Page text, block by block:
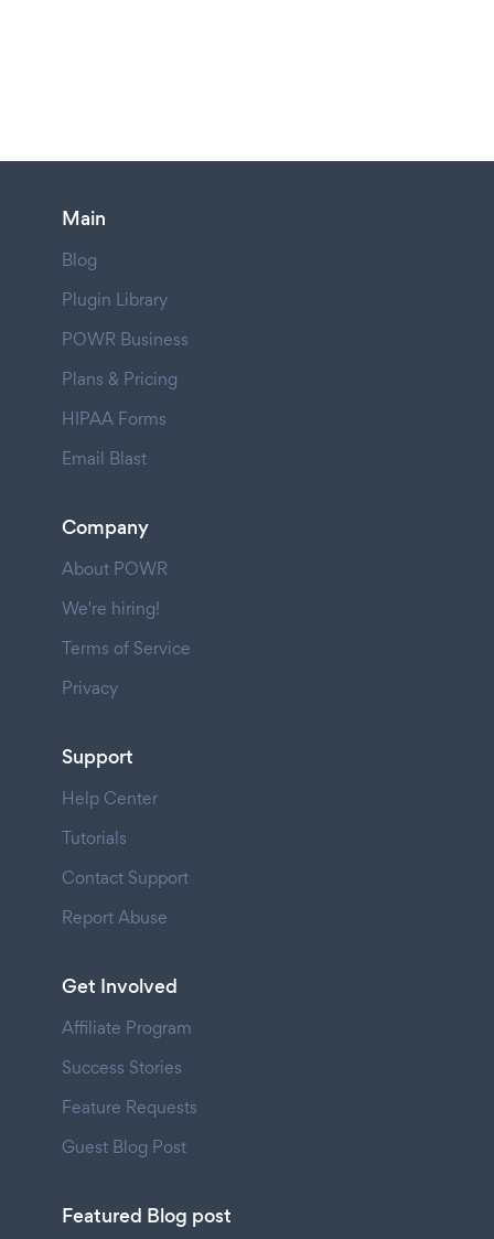
Main
Blog
Plugin Library
POWR Business
Plans & Pricing
HIPAA Forms
Email Blast
Company
About POWR
We're hiring!
Terms of Service
Privacy
Support
Help Center
Tutorials
Contact Support
Report Abuse
Get Involved
Affiliate Program
Success Stories
Feature Requests
Guest Blog Post
Featured Blog post